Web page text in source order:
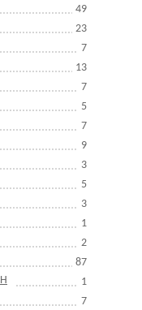
49
23
7
13
7
5
7
9
3
5
3
1
2
87
1
7